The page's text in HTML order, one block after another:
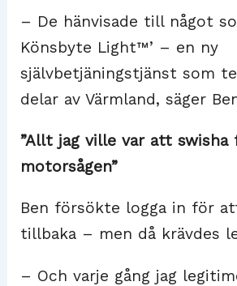
– De hänvisade till något
Könsbyte Light™’ – en ny
självbetjäningstjänst som
delar av Värmland, säger
”Allt jag ville var att swisha
motorsågen”
Ben försökte logga in för
tillbaka – men då krävdes
– Och varje gång jag